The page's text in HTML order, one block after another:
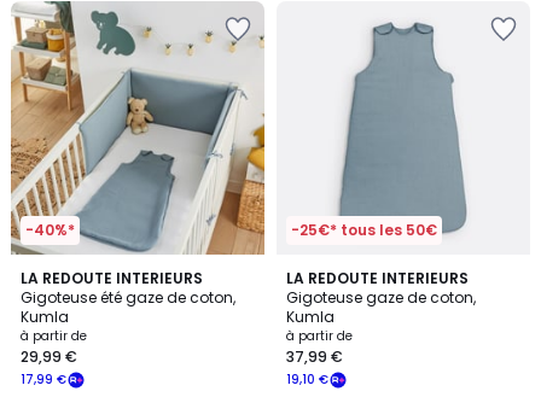
-40%*
LA REDOUTE INTERIEURS
Gigoteuse été gaze de coton,
Kumla
Prix
à
partir
à partir de
17,99 €
29,99 €
3,6
/ 5
4
Couleurs
-25€* tous les 50€
LA REDOUTE INTERIEURS
Gigoteuse gaze de coton,
Kumla
à partir de
19,10 €
37,99 €
4,3
/ 5
4
Couleurs